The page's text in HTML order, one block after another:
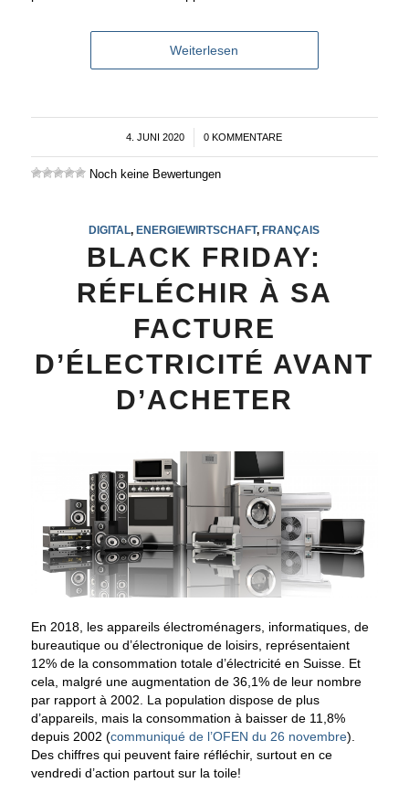
Weiterlesen
4. JUNI 2020
/ 0 KOMMENTARE
Noch keine Bewertungen
DIGITAL, ENERGIEWIRTSCHAFT, FRANÇAIS
BLACK FRIDAY:
RÉFLÉCHIR À SA
FACTURE
D’ÉLECTRICITÉ AVANT
D’ACHETER
En 2018, les appareils électroménagers, informatiques, de
bureautique ou d’électronique de loisirs, représentaient
12% de la consommation totale d’électricité en Suisse. Et
cela, malgré une augmentation de 36,1% de leur nombre
par rapport à 2002. La population dispose de plus
d’appareils, mais la consommation à baisser de 11,8%
depuis 2002 (communiqué de l’OFEN du 26 novembre).
Des chiffres qui peuvent faire réfléchir, surtout en ce
vendredi d’action partout sur la toile!